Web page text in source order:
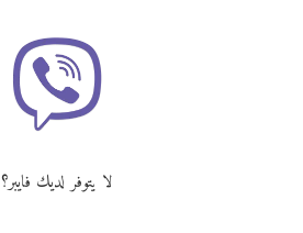
لا يتوفر لديك فايبر؟